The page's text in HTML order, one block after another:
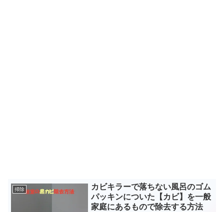
掃除
カビキラーで落ちない風呂のゴム
パッキンについた【カビ】を一般
家庭にあるもので除去する方法